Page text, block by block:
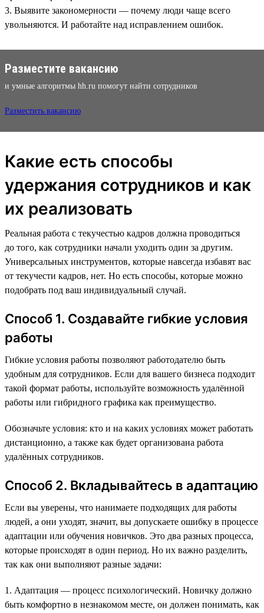
3. Выявите закономерности — почему люди чаще всего
увольняются. И работайте над исправлением ошибок.
Разместите вакансию
и умные алгоритмы hh.ru помогут найти сотрудников
Разместить вакансию
Какие есть способы
удержания сотрудников и как
их реализовать
Реальная работа с текучестью кадров должна проводиться
до того, как сотрудники начали уходить один за другим.
Универсальных инструментов, которые навсегда избавят вас
от текучести кадров, нет. Но есть способы, которые можно
подобрать под ваш индивидуальный случай.
Способ 1. Создавайте гибкие условия
работы
Гибкие условия работы позволяют работодателю быть
удобным для сотрудников. Если для вашего бизнеса подходит
такой формат работы, используйте возможность удалённой
работы или гибридного графика как преимущество.
Обозначьте условия: кто и на каких условиях может работать
дистанционно, а также как будет организована работа
удалённых сотрудников.
Способ 2. Вкладывайтесь в адаптацию
Если вы уверены, что нанимаете подходящих для работы
людей, а они уходят, значит, вы допускаете ошибку в процессе
адаптации или обучения новичков. Это два разных процесса,
которые происходят в один период. Но их важно разделить,
так как они выполняют разные задачи:
1. Адаптация — процесс психологический. Новичку должно
быть комфортно в незнакомом месте, он должен понимать, как